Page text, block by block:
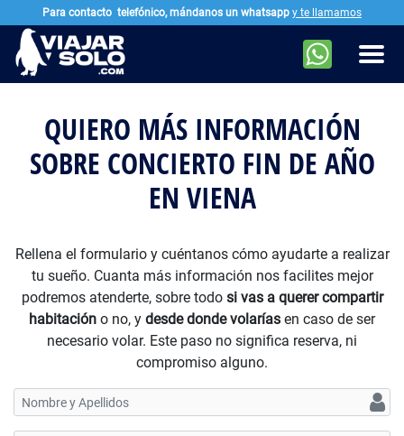
Ir al contenido principal
QUIERO MÁS INFORMACIÓN
SOBRE CONCIERTO FIN DE AÑO
EN VIENA
Rellena el formulario y cuéntanos cómo ayudarte a realizar
tu sueño. Cuanta más información nos facilites mejor
podremos atenderte, sobre todo si vas a querer compartir
habitación o no, y desde donde volarías en caso de ser
necesario volar. Este paso no significa reserva, ni
compromiso alguno.
Para contacto telefónico, mándanos un whatsapp y te llamamos